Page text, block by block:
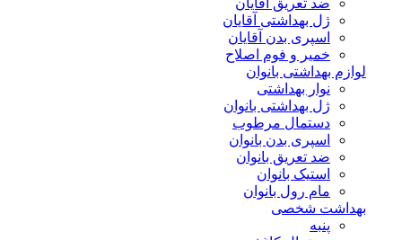
ژل بهداشتی آقایان
اسپری بدن آقایان
خمیر و فوم اصلاح
لوازم بهداشتی بانوان
نوار بهداشتی
ژل بهداشتی بانوان
دستمال مرطوب
اسپری بدن بانوان
ضد تعریق بانوان
استیک بانوان
مام رول بانوان
بهداشت شخصی
پنبه